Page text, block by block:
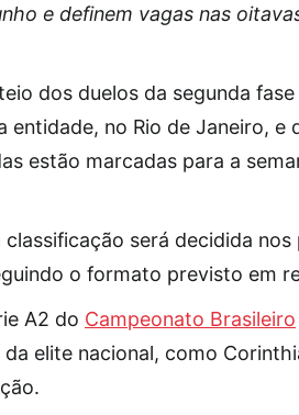
e definem vagas nas
dos duelos da segunda fase
no Rio de Janeiro, e
estão marcadas para a
será decidida
o formato previsto em
A2 do Campeonato Brasileiro
elite nacional, como